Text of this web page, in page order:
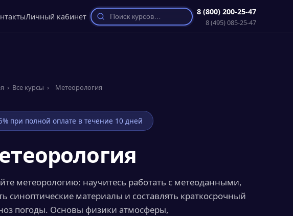
Личный кабинет
8 (800) 200-25-47
8 (495) 085-25-47
› Все курсы › Метеорология
при полной оплате в течение 10 дней
метеорологию: научитесь работать с метеоданными,
синоптические материалы и составлять краткосрочный
погоды. Основы физики атмосферы,